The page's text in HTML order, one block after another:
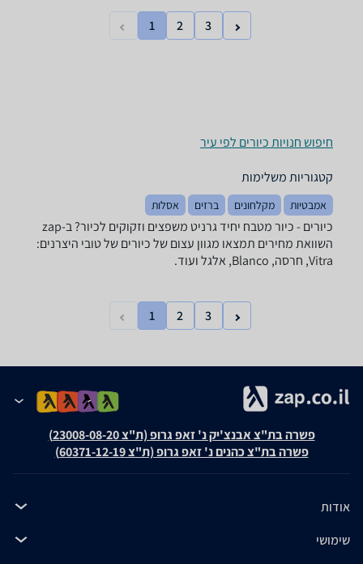
1 2 3
חיפוש חנויות כיורים לפי עיר
קטגוריות משלימות
אמבטיות מקלחונים ברזים אסלות
כיורים - ‏כיור מטבח יחיד ‏גרניט משפצים וזקוקים לכיור? ב-zap
השוואת מחירים תמצאו מגוון עצום של כיורים של טובי היצרנים:
Vitra, חרסה, Blanco, אלגל ועוד.
1 2 3
פשרה בת"צ אבנצ'יק נ' זאפ גרופ (ת"צ 23008-08-20)
פשרה בת"צ כהנים נ' זאפ גרופ (ת"צ 60371-12-19)
אודות
שימושי